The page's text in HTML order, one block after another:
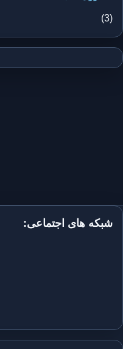
(3)
شبکه های اجتماعی: